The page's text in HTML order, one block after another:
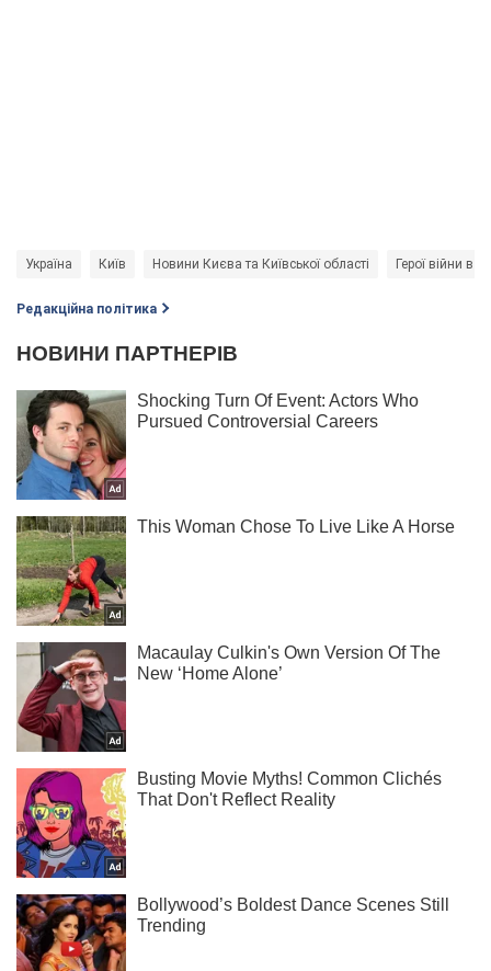
Україна Київ Новини Києва та Київської області Герої війни в
Редакційна політика